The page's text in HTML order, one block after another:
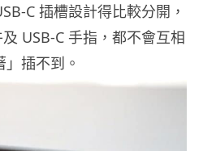
C 插槽設計得比較分開，
USB-C 手指，都不會互相
」插不到。